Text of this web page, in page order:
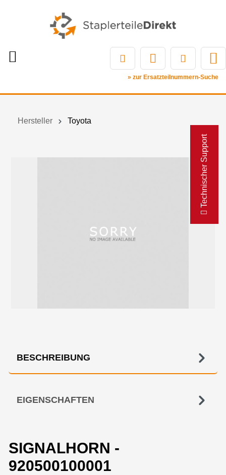
Technischer Support
» zur Ersatzteilnummern-Suche
Hersteller Toyota
BESCHREIBUNG
EIGENSCHAFTEN
SIGNALHORN -
920500100001